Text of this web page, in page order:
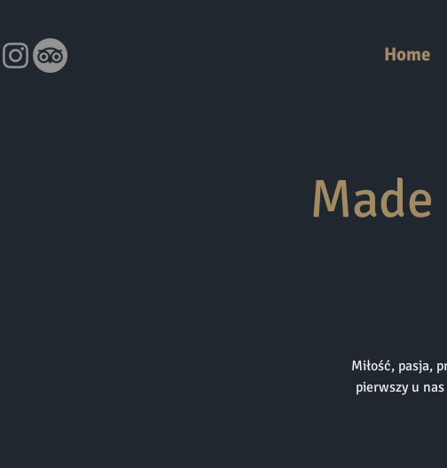
Home
Miłość, pasja,
pierwszy u